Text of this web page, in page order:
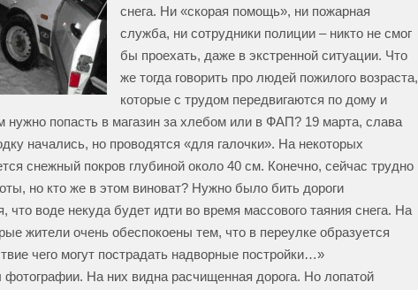
снега. Ни «скорая помощь», ни пожарная
служба, ни сотрудники полиции – никто не смог
бы проехать, даже в экстренной ситуации. Что
же тогда говорить про людей пожилого возраста,
которые с трудом передвигаются по дому и
нужно попасть в магазин за хлебом или в ФАП? 19 марта, слава
начались, но проводятся «для галочки». На некоторых
снежный покров глубиной около 40 см. Конечно, сейчас трудно
но кто же в этом виноват? Нужно было бить дороги
что воде некуда будет идти во время массового таяния снега. На
жители очень обеспокоены тем, что в переулке образуется
чего могут пострадать надворные постройки…»
На них видна расчищенная дорога. Но лопатой